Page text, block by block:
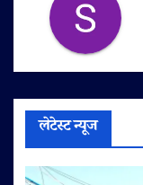
लेटेस्ट न्यूज